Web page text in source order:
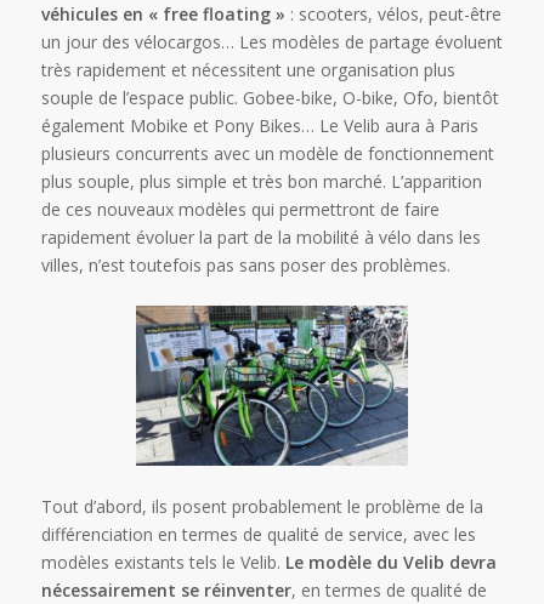
véhicules en « free floating » : scooters, vélos, peut-être
un jour des vélocargos… Les modèles de partage évoluent
très rapidement et nécessitent une organisation plus
souple de l’espace public. Gobee-bike, O-bike, Ofo, bientôt
également Mobike et Pony Bikes… Le Velib aura à Paris
plusieurs concurrents avec un modèle de fonctionnement
plus souple, plus simple et très bon marché. L’apparition
de ces nouveaux modèles qui permettront de faire
rapidement évoluer la part de la mobilité à vélo dans les
villes, n’est toutefois pas sans poser des problèmes.
Tout d’abord, ils posent probablement le problème de la
différenciation en termes de qualité de service, avec les
modèles existants tels le Velib. Le modèle du Velib devra
nécessairement se réinventer, en termes de qualité de